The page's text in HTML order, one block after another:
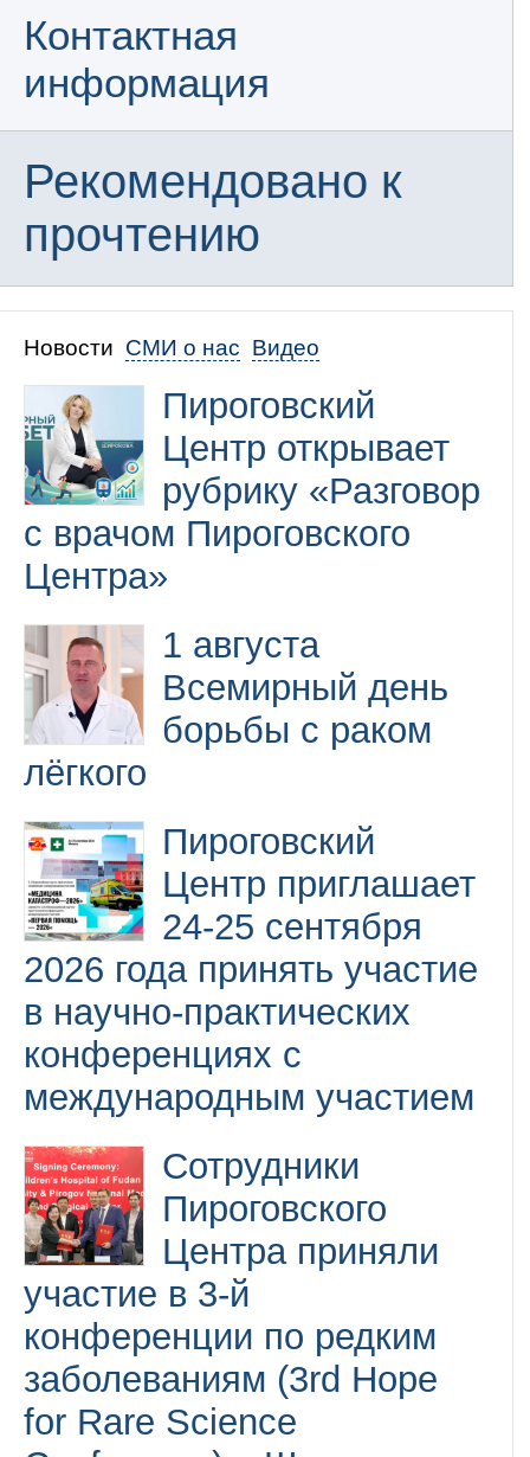
Контактная
информация
Рекомендовано к
прочтению
Новости СМИ о нас Видео
Пироговский
Центр открывает
рубрику «Разговор
с врачом Пироговского
Центра»
1 августа
Всемирный день
борьбы с раком
лёгкого
Пироговский
Центр приглашает
24-25 сентября
2026 года принять участие
в научно-практических
конференциях с
международным участием
Сотрудники
Пироговского
Центра приняли
участие в 3-й
конференции по редким
заболеваниям (3rd Hope
for Rare Science